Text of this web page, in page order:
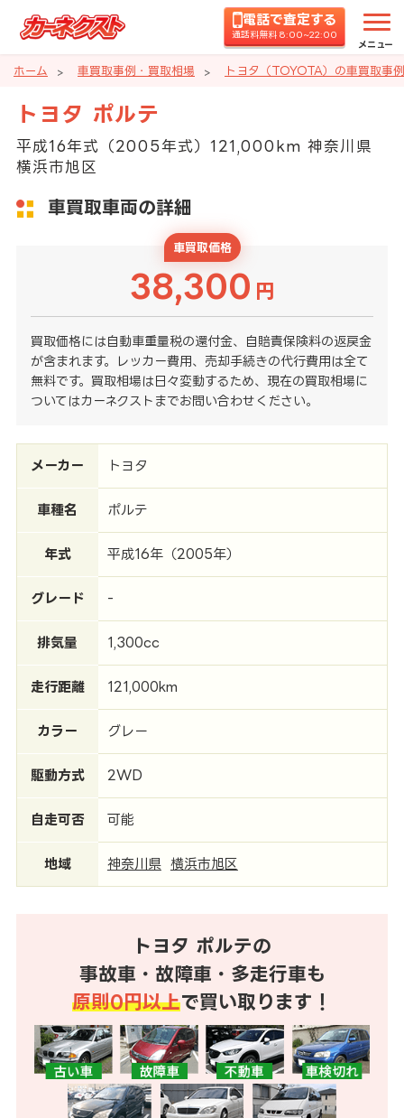
電話で査定する
通話料無料 8:00~22:00
メニュー
ホーム 車買取事例・買取相場 トヨタ（TOYOTA）の車買取事
トヨタ ポルテ
平成16年式（2005年式）121,000km 神奈川県
横浜市旭区
車買取車両の詳細
車買取価格
38,300 円
買取価格には自動車重量税の還付金、自賠責保険料の返戻金
が含まれます。レッカー費用、売却手続きの代行費用は全て
無料です。買取相場は日々変動するため、現在の買取相場に
ついてはカーネクストまでお問い合わせください。
メーカー トヨタ
車種名 ポルテ
年式 平成16年（2005年）
グレード -
排気量 1,300cc
走行距離 121,000km
カラー グレー
駆動方式 2WD
自走可否 可能
地域 神奈川県 横浜市旭区
トヨタ ポルテの
事故車・故障車・多走行車も
原則0円以上で買い取ります！